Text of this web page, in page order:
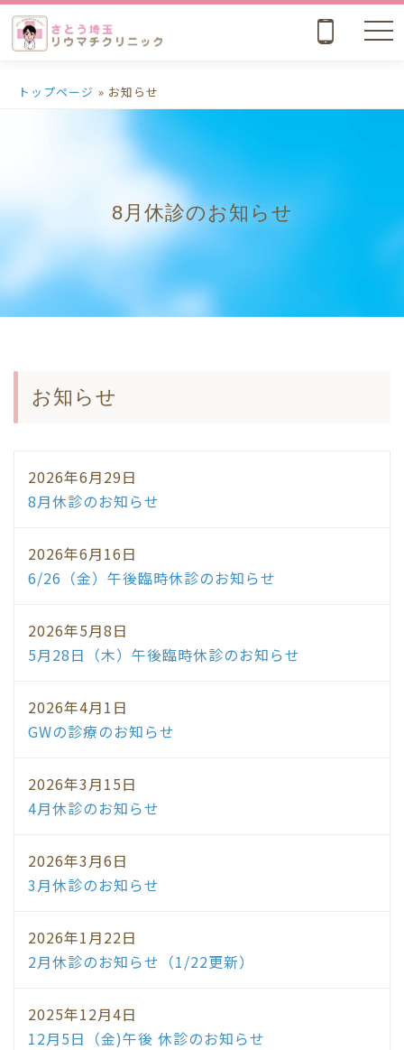
トップページ » お知らせ
8月休診のお知らせ
お知らせ
2026年6月29日
8月休診のお知らせ
2026年6月16日
6/26（金）午後臨時休診のお知らせ
2026年5月8日
5月28日（木）午後臨時休診のお知らせ
2026年4月1日
GWの診療のお知らせ
2026年3月15日
4月休診のお知らせ
2026年3月6日
3月休診のお知らせ
2026年1月22日
2月休診のお知らせ（1/22更新）
2025年12月4日
12月5日（金)午後 休診のお知らせ